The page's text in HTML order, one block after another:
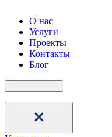
О нас
Услуги
Проекты
Контакты
Блог
+7 996 299 66 46